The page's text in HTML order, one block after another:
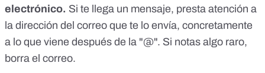
electrónico. Si te llega un mensaje, presta atención a
la dirección del correo que te lo envía, concretamente
a lo que viene después de la "@". Si notas algo raro,
borra el correo.